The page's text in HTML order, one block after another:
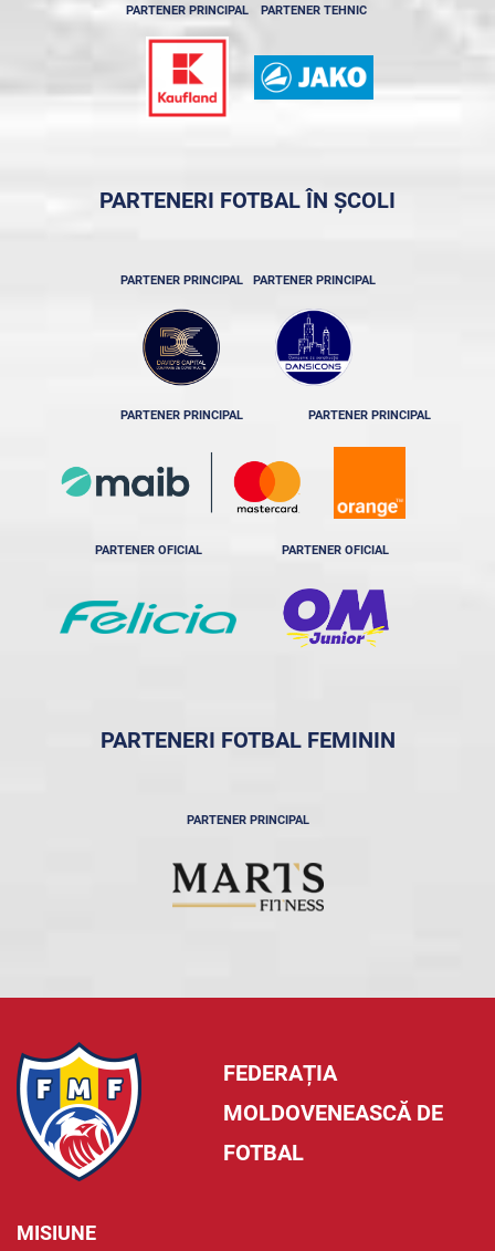
PARTENER PRINCIPAL PARTENER TEHNIC
PARTENERI FOTBAL ÎN ȘCOLI
PARTENER PRINCIPAL PARTENER PRINCIPAL
PARTENER PRINCIPAL PARTENER PRINCIPAL
PARTENER OFICIAL PARTENER OFICIAL
PARTENERI FOTBAL FEMININ
PARTENER PRINCIPAL
FEDERAȚIA
MOLDOVENEASCĂ DE
FOTBAL
MISIUNE